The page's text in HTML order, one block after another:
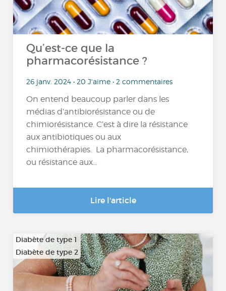
Qu’est-ce que la
pharmacorésistance ?
26 janv. 2024 • 20 J'aime • 2 commentaires
On entend beaucoup parler dans les
médias d’antibiorésistance ou de
chimiorésistance. C’est à dire la résistance
aux antibiotiques ou aux
chimiothérapies. La pharmacorésistance,
ou résistance aux...
Lire l'article
Diabète de type 1
Diabète de type 2